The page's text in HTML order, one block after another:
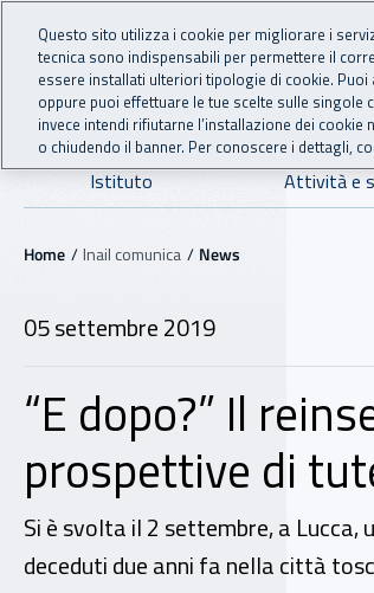
Vai al menu principale
Vai al contenuto principale
INAIL - Istituto
Navigazione
Istituto Attività e
Navigazione - Ti trovi in:
Home Inail comunica News
05 settembre 2019
“E dopo?” Il
prospettive di
Si è svolta il 2 settembre, a
deceduti due anni fa nella città
Questo sito utilizza i cookie per migliorare i
tecnica sono indispensabili per permettere il
essere installati ulteriori tipologie di cookie. Puoi
oppure puoi effettuare le tue scelte sulle singole
invece intendi rifiutarne l’installazione dei cookie
o chiudendo il banner. Per conoscere i dettagli,